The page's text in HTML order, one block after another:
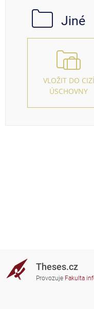
Jiné
VLOŽIT DO CIZÍ
ÚSCHOVNY
Theses.cz
Provozuje Fakulta